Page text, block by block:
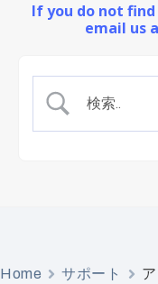
If you do not
email us
Home サポート